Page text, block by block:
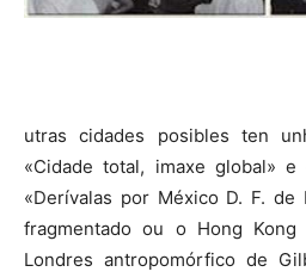
utras cidades posibles ten
«Cidade total, imaxe global»
«Derívalas por México D. F. de
fragmentado ou o Hong Kong
Londres antropomórfico de